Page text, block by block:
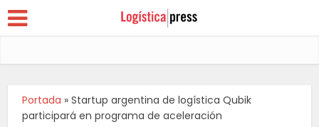
Portada »Startup argentina de logística Qubik
participará en programa de aceleración